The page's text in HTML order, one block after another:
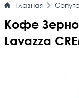
Главная
Кофе
Lavazza